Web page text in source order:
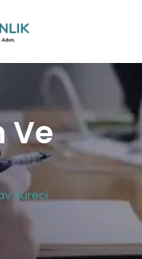
Ve
Süreci